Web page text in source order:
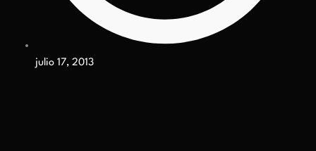
julio 17, 2013